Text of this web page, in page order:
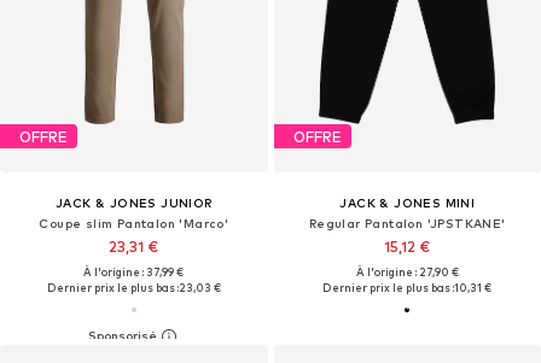
OFFRE
JACK & JONES JUNIOR
Coupe slim Pantalon 'Marco'
23,31 €
À l'origine : 37,99 €
Dernier prix le plus bas :23,03 €
OFFRE
JACK & JONES MINI
Regular Pantalon 'JPSTKANE'
15,12 €
À l'origine : 27,90 €
Dernier prix le plus bas :10,31 €